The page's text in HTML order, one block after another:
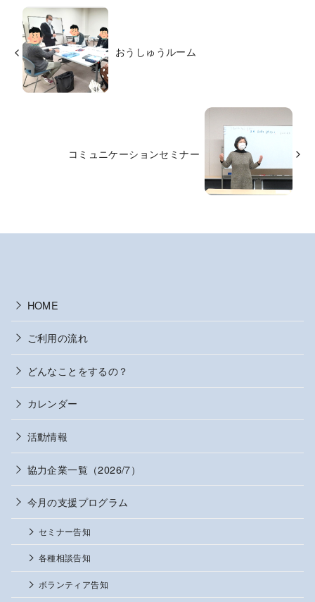
おうしゅうルーム
コミュニケーションセミナー
HOME
ご利用の流れ
どんなことをするの？
カレンダー
活動情報
協力企業一覧（2026/7）
今月の支援プログラム
セミナー告知
各種相談告知
ボランティア告知